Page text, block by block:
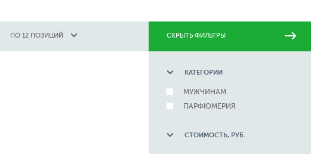
ПО 12 ПОЗИЦИЙ СКРЫТЬ ФИЛЬТРЫ
КАТЕГОРИИ
МУЖЧИНАМ
ПАРФЮМЕРИЯ
СТОИМОСТЬ, РУБ.